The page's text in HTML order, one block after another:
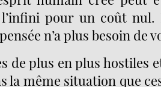
pour un coût nul.
n’a plus besoin de
de plus en plus hostiles
la même situation que